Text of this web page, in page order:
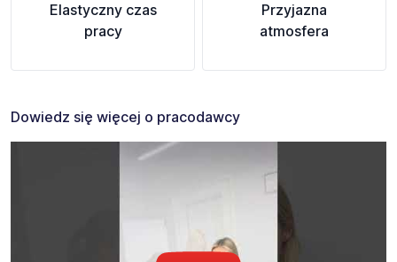
Elastyczny czas
pracy
Przyjazna
atmosfera
Dowiedz się więcej o pracodawcy